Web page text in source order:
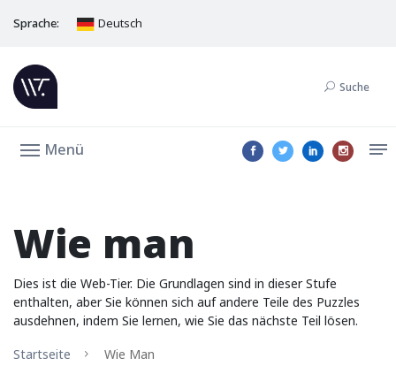
Sprache: Deutsch
Suche
Menü
Wie man
Dies ist die Web-Tier. Die Grundlagen sind in dieser Stufe
enthalten, aber Sie können sich auf andere Teile des Puzzles
ausdehnen, indem Sie lernen, wie Sie das nächste Teil lösen.
Startseite
Wie Man